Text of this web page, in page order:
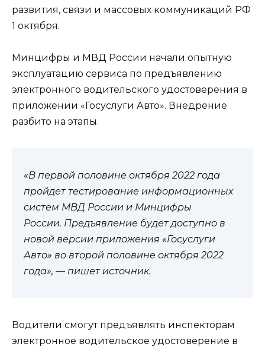
развития, связи и массовых коммуникаций РФ
1 октября.
Минцифры и МВД России начали опытную
эксплуатацию сервиса по предъявлению
электронного водительского удостоверения в
приложении «Госуслуги Авто». Внедрение
разбито на этапы.
«В первой половине октября 2022 года
пройдет тестирование информационных
систем МВД России и Минцифры
России. Предъявление будет доступно в
новой версии приложения «Госуслуги
Авто» во второй половине октября 2022
года», — пишет источник.
Водители смогут предъявлять инспекторам
электронное водительское удостоверение в